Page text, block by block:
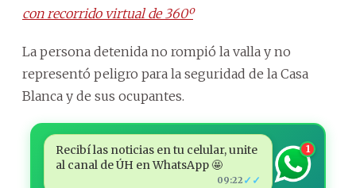
con recorrido virtual de 360º
La persona detenida no rompió la valla y no
representó peligro para la seguridad de la Casa
Blanca y de sus ocupantes.
Recibí las noticias en tu celular, unite
al canal de ÚH en WhatsApp 🤩
09:22 ✓✓
1